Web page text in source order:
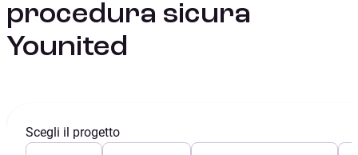
procedura sicura
Younited
Scegli il progetto